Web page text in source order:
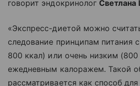
говорит эндокринолог
«Экспресс-диетой можно
следование принципам питания
800 ккал) или очень низким
ежедневным калоражем. Такой
рассматривается как способ